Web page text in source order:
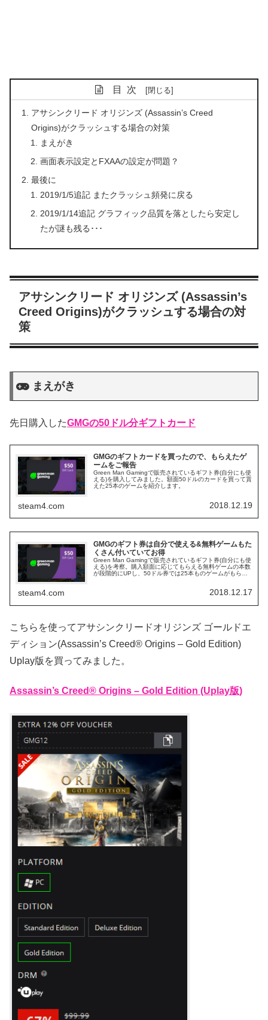
目次
アサシンクリード オリジンズ (Assassin’s Creed
Origins)がクラッシュする場合の対策
まえがき
画面表示設定とFXAAの設定が問題？
最後に
2019/1/5追記 またクラッシュ頻発に戻る
2019/1/14追記 グラフィック品質を落としたら安定し
たが謎も残る･･･
アサシンクリード オリジンズ (Assassin’s
Creed Origins)がクラッシュする場合の対
策
まえがき
先日購入したGMGの50ドル分ギフトカード
GMGのギフトカードを買ったので、もらえたゲ
ームをご報告
Green Man Gamingで販売されているギフト券(自分にも使
える)を購入してみました。額面50ドルのカードを買って貰
えた25本のゲームを紹介します。
steam4.com 2018.12.19
GMGのギフト券は自分で使える&無料ゲームもた
くさん付いていてお得
Green Man Gamingで販売されているギフト券(自分にも使
える)を考察。購入額面に応じてもらえる無料ゲームの本数
が段階的にUPし、50ドル券では25本ものゲームがもらえ
steam4.com 2018.12.17
こちらを使ってアサシンクリードオリジンズ ゴールドエ
ディション(Assassin’s Creed® Origins – Gold Edition)
Uplay版を買ってみました。
Assassin’s Creed® Origins – Gold Edition (Uplay版)